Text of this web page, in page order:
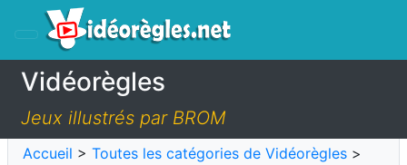
Vidéorègles
Jeux illustrés par BROM
Accueil > Toutes les catégories de Vidéorègles >